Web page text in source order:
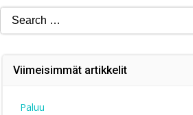
Search
for:
Viimeisimmät artikkelit
Paluu